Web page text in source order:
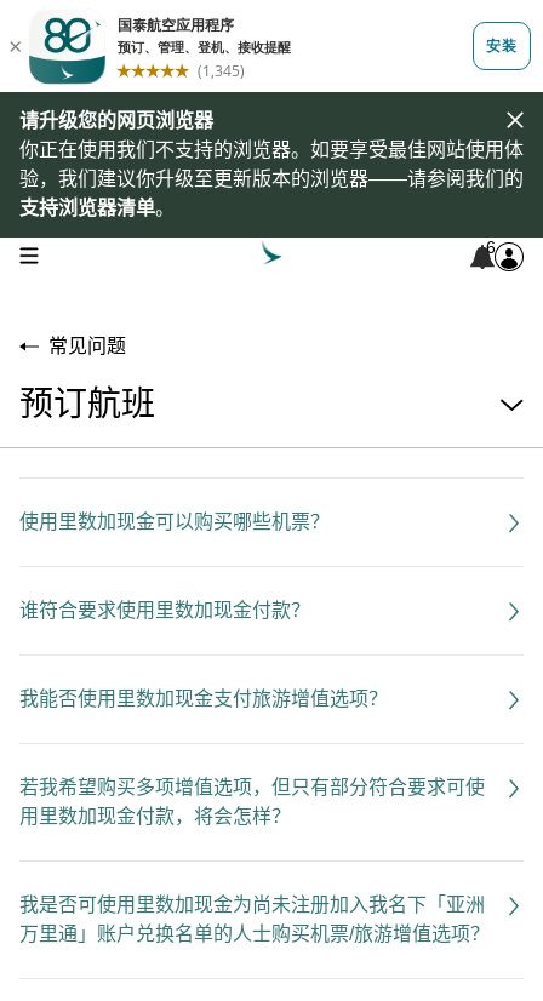
请升级您的网页浏览器
你正在使用我们不支持的浏览器。如要享受最佳网站使用体
验，我们建议你升级至更新版本的浏览器——请参阅我们的
支持浏览器清单。
open navigation menu 6
常见问题
预订航班
使用里数加现金可以购买哪些机票？
谁符合要求使用里数加现金付款？
我能否使用里数加现金支付旅游增值选项？
若我希望购买多项增值选项，但只有部分符合要求可使
用里数加现金付款，将会怎样？
我是否可使用里数加现金为尚未注册加入我名下「亚洲
万里通」账户兑换名单的人士购买机票/旅游增值选项？